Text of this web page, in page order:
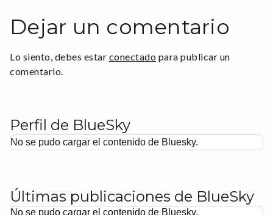
Dejar un comentario
Lo siento, debes estar conectado para publicar un
comentario.
Perfil de BlueSky
No se pudo cargar el contenido de Bluesky.
Últimas publicaciones de BlueSky
No se pudo cargar el contenido de Bluesky.